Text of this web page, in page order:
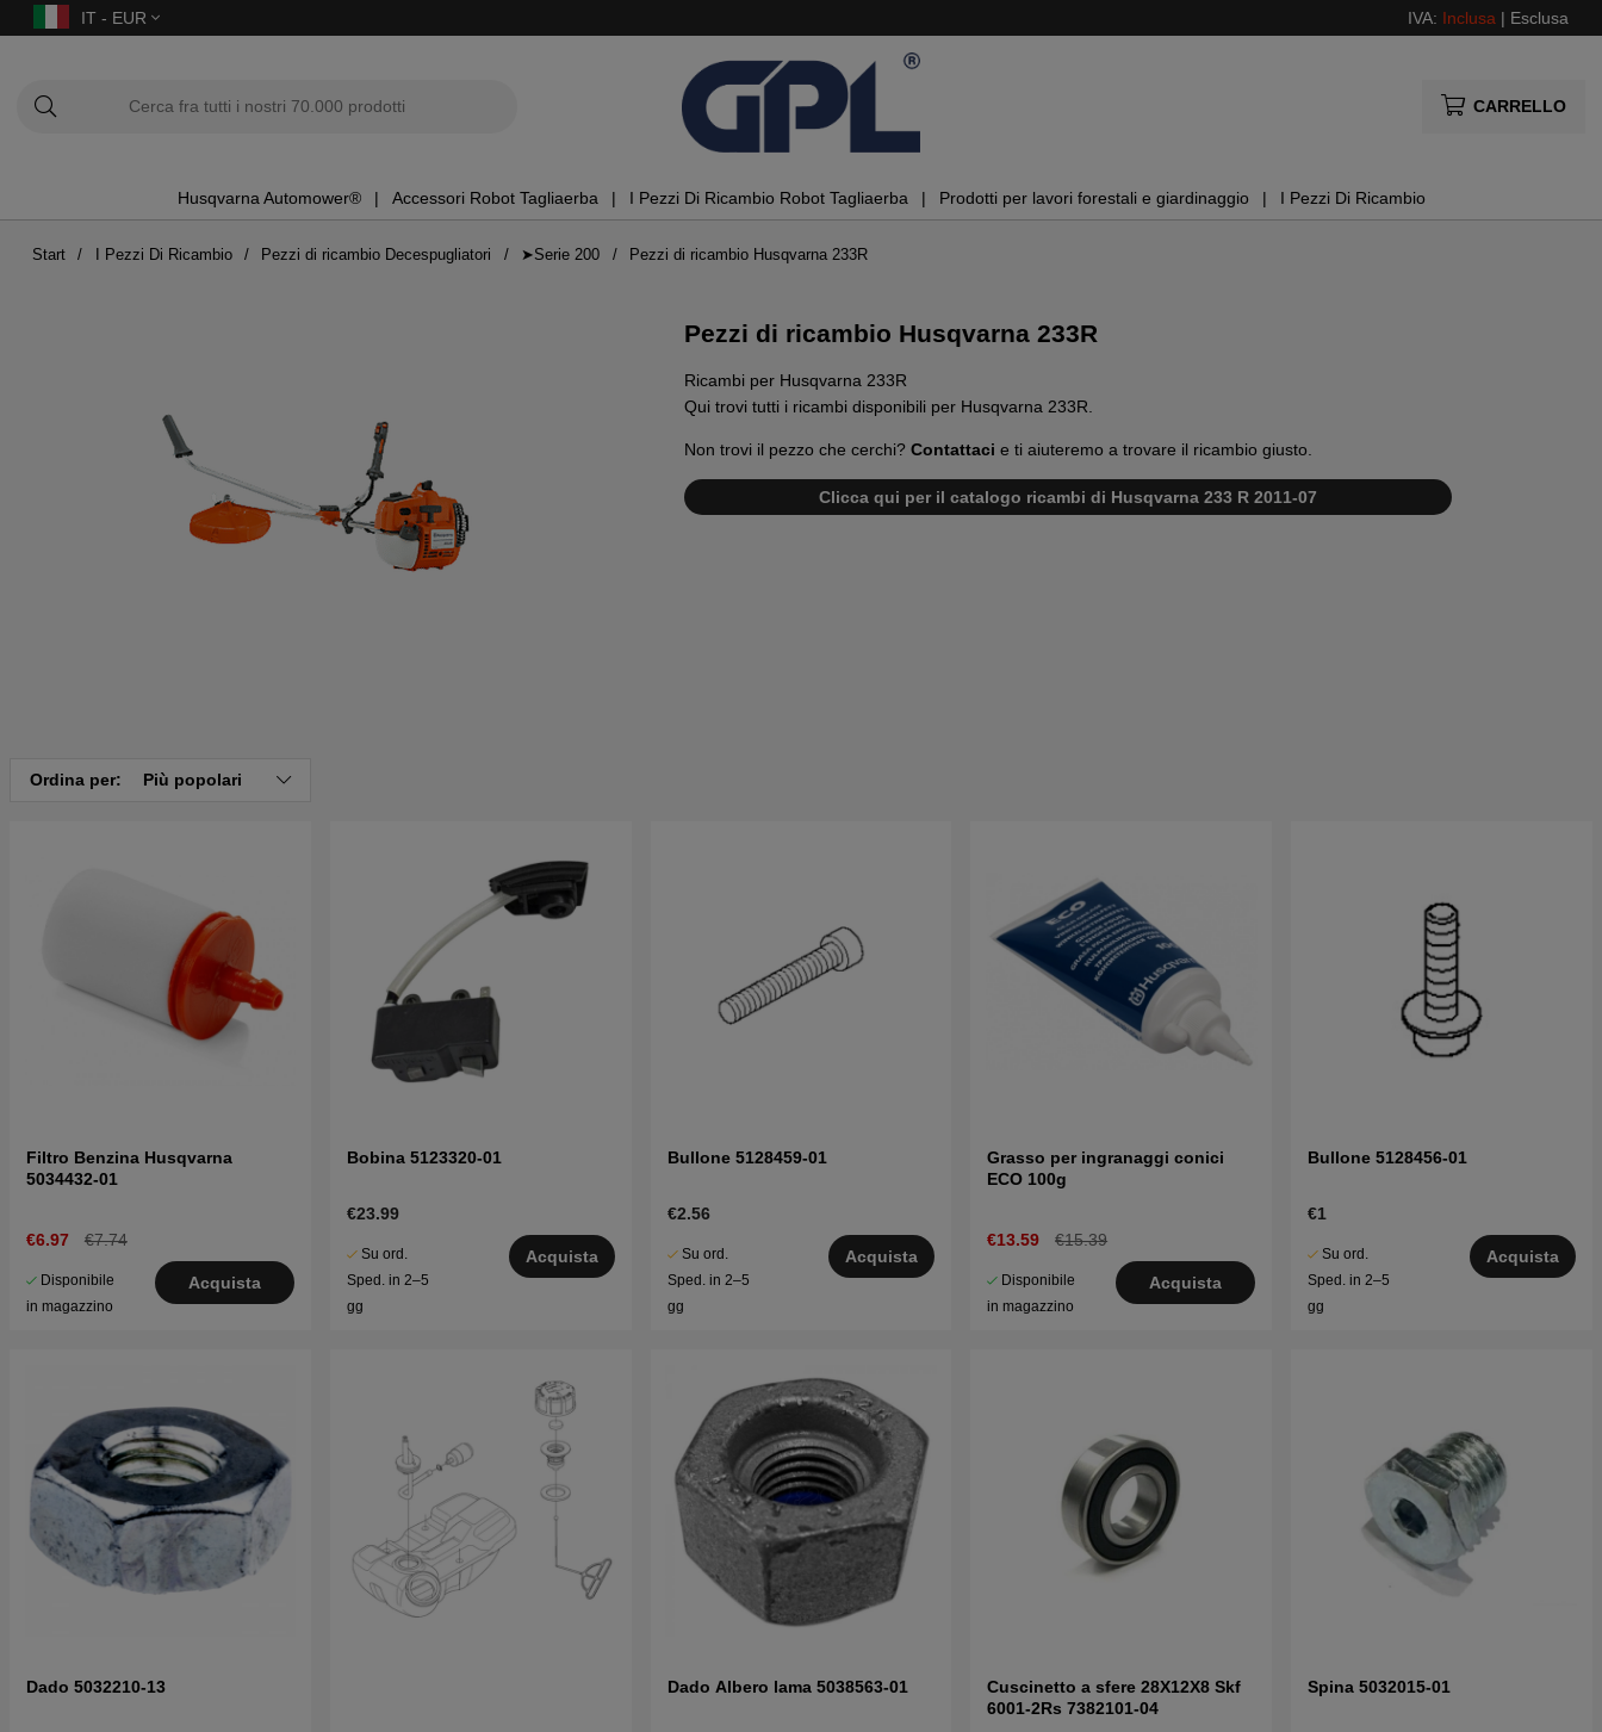
IT - EUR IVA: Inclusa | Esclusa
CARRELLO
Husqvarna Automower® Accessori Robot Tagliaerba I Pezzi Di Ricambio Robot Tagliaerba Prodotti per lavori forestali e giardinaggio I Pezzi Di Ricambio
Start I Pezzi Di Ricambio Pezzi di ricambio Decespugliatori ➤Serie 200 Pezzi di ricambio Husqvarna 233R
Pezzi di ricambio Husqvarna 233R
Ricambi per Husqvarna 233R
Qui trovi tutti i ricambi disponibili per Husqvarna 233R.
Non trovi il pezzo che cerchi? Contattaci e ti aiuteremo a trovare il ricambio giusto.
Clicca qui per il catalogo ricambi di Husqvarna 233 R 2011-07
Ordina per: Più popolari
Filtro Benzina Husqvarna
5034432-01
€6.97 €7.74
Disponibile
in magazzino
Acquista
Bobina 5123320-01
€23.99
Su ord.
Sped. in 2–5
gg
Acquista
Bullone 5128459-01
€2.56
Su ord.
Sped. in 2–5
gg
Acquista
Grasso per ingranaggi conici
ECO 100g
€13.59 €15.39
Disponibile
in magazzino
Acquista
Bullone 5128456-01
€1
Su ord.
Sped. in 2–5
gg
Acquista
Dado 5032210-13 Dado Albero lama 5038563-01
Cuscinetto a sfere 28X12X8 Skf
6001-2Rs 7382101-04
Spina 5032015-01